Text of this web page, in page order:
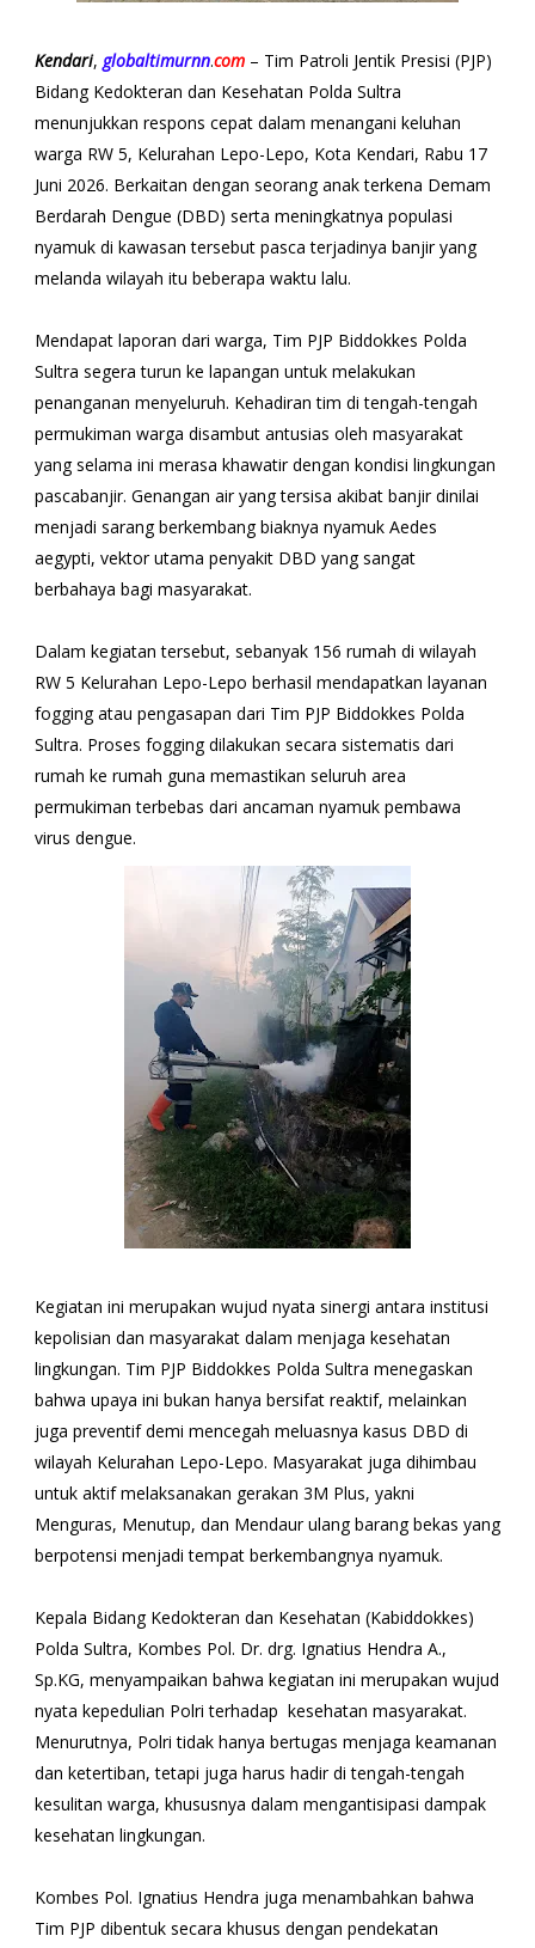
Kendari, globaltimurnn.com– Tim Patroli Jentik Presisi (PJP)
Bidang Kedokteran dan Kesehatan Polda Sultra
menunjukkan respons cepat dalam menangani keluhan
warga RW 5, Kelurahan Lepo-Lepo, Kota Kendari, Rabu 17
Juni 2026. Berkaitan dengan seorang anak terkena Demam
Berdarah Dengue (DBD) serta meningkatnya populasi
nyamuk di kawasan tersebut pasca terjadinya banjir yang
melanda wilayah itu beberapa waktu lalu.
Mendapat laporan dari warga, Tim PJP Biddokkes Polda
Sultra segera turun ke lapangan untuk melakukan
penanganan menyeluruh. Kehadiran tim di tengah-tengah
permukiman warga disambut antusias oleh masyarakat
yang selama ini merasa khawatir dengan kondisi lingkungan
pascabanjir. Genangan air yang tersisa akibat banjir dinilai
menjadi sarang berkembang biaknya nyamuk Aedes
aegypti, vektor utama penyakit DBD yang sangat
berbahaya bagi masyarakat.
Dalam kegiatan tersebut, sebanyak 156 rumah di wilayah
RW 5 Kelurahan Lepo-Lepo berhasil mendapatkan layanan
fogging atau pengasapan dari Tim PJP Biddokkes Polda
Sultra. Proses fogging dilakukan secara sistematis dari
rumah ke rumah guna memastikan seluruh area
permukiman terbebas dari ancaman nyamuk pembawa
virus dengue.
Kegiatan ini merupakan wujud nyata sinergi antara institusi
kepolisian dan masyarakat dalam menjaga kesehatan
lingkungan. Tim PJP Biddokkes Polda Sultra menegaskan
bahwa upaya ini bukan hanya bersifat reaktif, melainkan
juga preventif demi mencegah meluasnya kasus DBD di
wilayah Kelurahan Lepo-Lepo. Masyarakat juga dihimbau
untuk aktif melaksanakan gerakan 3M Plus, yakni
Menguras, Menutup, dan Mendaur ulang barang bekas yang
berpotensi menjadi tempat berkembangnya nyamuk.
Kepala Bidang Kedokteran dan Kesehatan (Kabiddokkes)
Polda Sultra, Kombes Pol. Dr. drg. Ignatius Hendra A.,
Sp.KG, menyampaikan bahwa kegiatan ini merupakan wujud
nyata kepedulian Polri terhadap kesehatan masyarakat.
Menurutnya, Polri tidak hanya bertugas menjaga keamanan
dan ketertiban, tetapi juga harus hadir di tengah-tengah
kesulitan warga, khususnya dalam mengantisipasi dampak
kesehatan lingkungan.
Kombes Pol. Ignatius Hendra juga menambahkan bahwa
Tim PJP dibentuk secara khusus dengan pendekatan